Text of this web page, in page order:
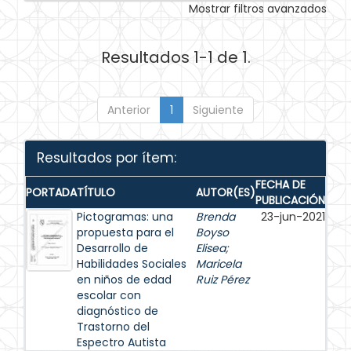
Mostrar filtros avanzados
Resultados 1-1 de 1.
Anterior 1 Siguiente
Resultados por ítem:
PORTADATÍTULO AUTOR(ES)FECHA DE
PUBLICACIÓN
Pictogramas: una
propuesta para el
Desarrollo de
Habilidades Sociales
en niños de edad
escolar con
diagnóstico de
Trastorno del
Espectro Autista
Brenda
Boyso
Elisea;
Maricela
Ruiz Pérez
23-jun-2021